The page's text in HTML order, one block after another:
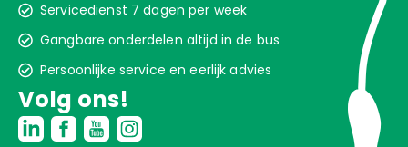
Servicedienst 7 dagen per week
Gangbare onderdelen altijd in de bus
Persoonlijke service en eerlijk advies
Volg ons!